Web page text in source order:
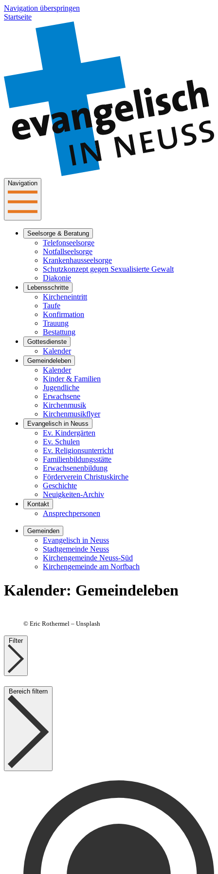
Navigation überspringen
Startseite
Navigation
Seelsorge & Beratung
Telefonseelsorge
Notfallseelsorge
Krankenhausseelsorge
Schutzkonzept gegen Sexualisierte Gewalt
Diakonie
Lebensschritte
Kircheneintritt
Taufe
Konfirmation
Trauung
Bestattung
Gottesdienste
Kalender
Gemeindeleben
Kalender
Kinder & Familien
Jugendliche
Erwachsene
Kirchenmusik
Kirchenmusikflyer
Evangelisch in Neuss
Ev. Kindergärten
Ev. Schulen
Ev. Religionsunterricht
Familienbildungsstätte
Erwachsenenbildung
Förderverein Christuskirche
Geschichte
Neuigkeiten-Archiv
Kontakt
Ansprechpersonen
Gemeinden
Evangelisch in Neuss
Stadtgemeinde Neuss
Kirchengemeinde Neuss-Süd
Kirchengemeinde am Norfbach
Kalender: Gemeindeleben
© Eric Rothermel – Unsplash
Filter